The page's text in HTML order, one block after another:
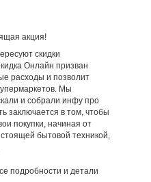
акция!
скидки
Онлайн призван
расходы и позволит
Мы
и собрали инфу про
заключается в том, чтобы
покупки, начиная от
бытовой техникой,
подробности и детали